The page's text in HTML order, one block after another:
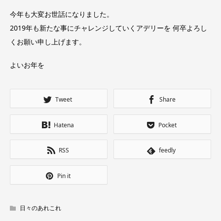
今年も大変お世話になりました。
2019年も新たな事にチャレンジしていくアデリーを 何卒よろし
くお願い申し上げます。
よいお年を
Tweet Share
Hatena Pocket
RSS feedly
Pin it
日々のあれこれ